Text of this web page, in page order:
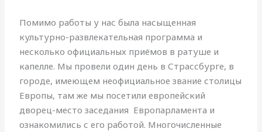
Помимо работы у нас была насыщенная
культурно-развлекательная программа и
несколько официальных приёмов в ратуше и
капелле. Мы провели один день в Страссбурге, в
городе, имеющем неофициальное звание столицы
Европы, там же мы посетили европейский
дворец-место заседания Европарламента и
ознакомились с его работой. Многочисленные